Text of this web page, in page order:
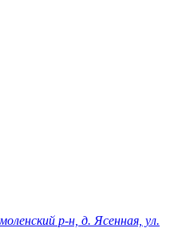
р-н, д. Ясенная, ул.